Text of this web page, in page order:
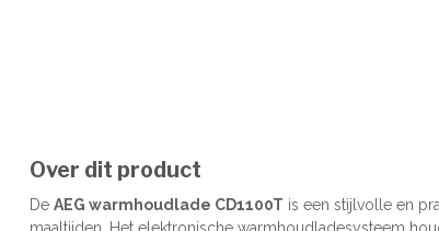
Over dit product
De AEG warmhoudlade CD1100T is een stijlvolle en